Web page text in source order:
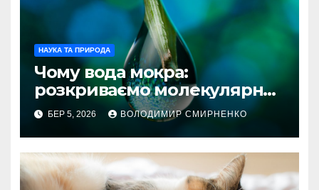
НАУКА ТА ПРИРОДА
Чому вода мокра:
розкриваємо молекулярну
таємницю
БЕР 5, 2026 ВОЛОДИМИР СМИРНЕНКО